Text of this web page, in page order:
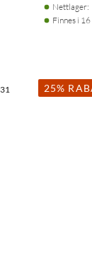
Nettlager:
Finnes i
31 25%